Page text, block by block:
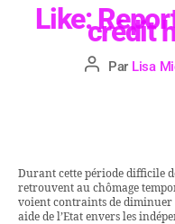
Like:crédit
Par Lisa
Durant cette période difficile
retrouvent au chômage
voient contraints de diminuer
aide de l’Etat envers les